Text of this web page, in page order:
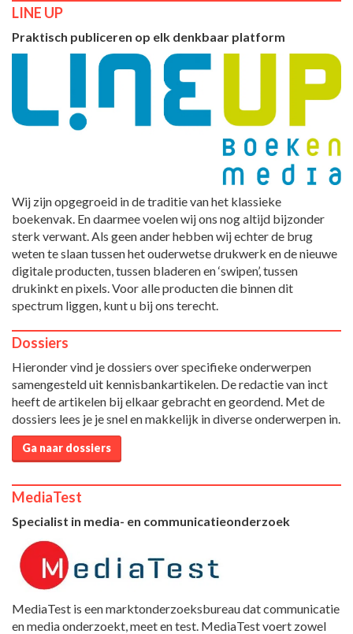
LINE UP
Praktisch publiceren op elk denkbaar platform
Wij zijn opgegroeid in de traditie van het klassieke
boekenvak. En daarmee voelen wij ons nog altijd bijzonder
sterk verwant. Als geen ander hebben wij echter de brug
weten te slaan tussen het ouderwetse drukwerk en de nieuwe
digitale producten, tussen bladeren en ‘swipen’, tussen
drukinkt en pixels. Voor alle producten die binnen dit
spectrum liggen, kunt u bij ons terecht.
Dossiers
Hieronder vind je dossiers over specifieke onderwerpen
samengesteld uit kennisbankartikelen. De redactie van inct
heeft de artikelen bij elkaar gebracht en geordend. Met de
dossiers lees je je snel en makkelijk in diverse onderwerpen in.
Ga naar dossiers
MediaTest
Specialist in media- en communicatieonderzoek
MediaTest is een marktonderzoeksbureau dat communicatie
en media onderzoekt, meet en test. MediaTest voert zowel